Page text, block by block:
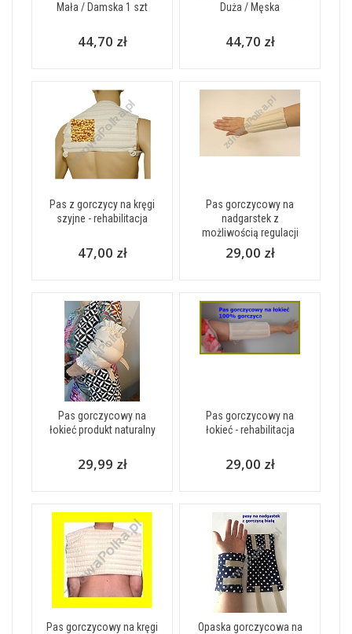
Mała / Damska 1 szt
44,70 zł
Duża / Męska
44,70 zł
Pas z gorczycy na kręgi
szyjne - rehabilitacja
47,00 zł
Pas gorczycowy na
nadgarstek z
możliwością regulacji
29,00 zł
Pas gorczycowy na
łokieć produkt naturalny
29,99 zł
Pas gorczycowy na
łokieć - rehabilitacja
29,00 zł
Pas gorczycowy na kręgi
Opaska gorczycowa na